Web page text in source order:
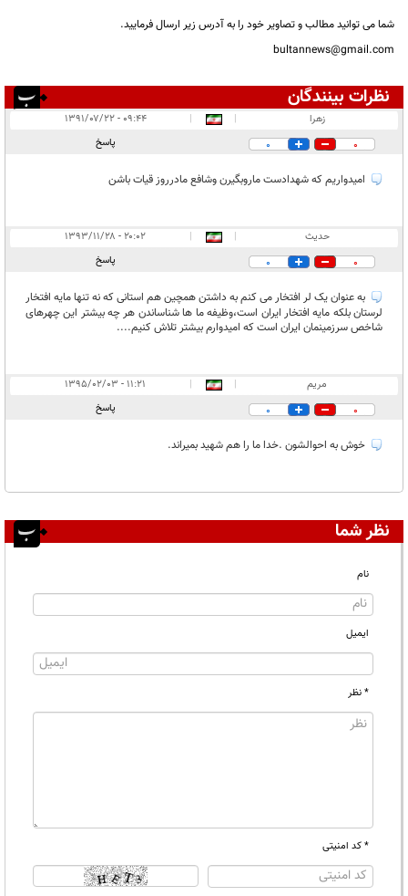
شما می توانید مطالب و تصاویر خود را به آدرس زیر ارسال فرمایید.
bultannews@gmail.com
نظرات بینندگان
در انتظار بررسی:۱
زهرا |
|
۰۹:۴۴ - ۱۳۹۱/۰۷/۲۲
0
0 پاسخ
امیدواریم که شهدادست ماروبگیرن وشافع مادرروز قیات باشن
حدیث |
|
۲۰:۰۲ - ۱۳۹۳/۱۱/۲۸
0
0 پاسخ
به عنوان یک لر افتخار می کنم به داشتن همچین هم استانی که نه تنها مایه افتخار
لرستان بلکه مایه افتخار ایران است،وظیفه ما ها شناساندن هر چه بیشتر این چهرهای
شاخص سرزمینمان ایران است که امیدوارم بیشتر تلاش کنیم....
مریم |
|
۱۱:۲۱ - ۱۳۹۵/۰۲/۰۳
0
0 پاسخ
خوش به احوالشون .خدا ما را هم شهید بمیراند.
نظر شما
نام
ایمیل
* نظر
* کد امنیتی